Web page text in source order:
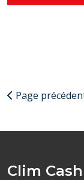
Page
Clim